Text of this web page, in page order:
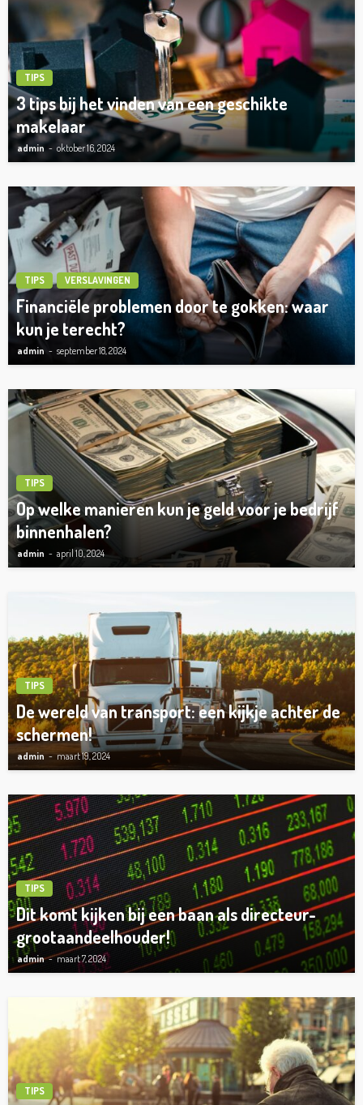
TIPS
3 tips bij het vinden van een geschikte
makelaar
admin oktober 16, 2024
TIPS VERSLAVINGEN
Financiële problemen door te gokken: waar
kun je terecht?
admin september 18, 2024
TIPS
Op welke manieren kun je geld voor je bedrijf
binnenhalen?
admin april 10, 2024
TIPS
De wereld van transport: een kijkje achter de
schermen!
admin maart 19, 2024
TIPS
Dit komt kijken bij een baan als directeur-
grootaandeelhouder!
admin maart 7, 2024
TIPS